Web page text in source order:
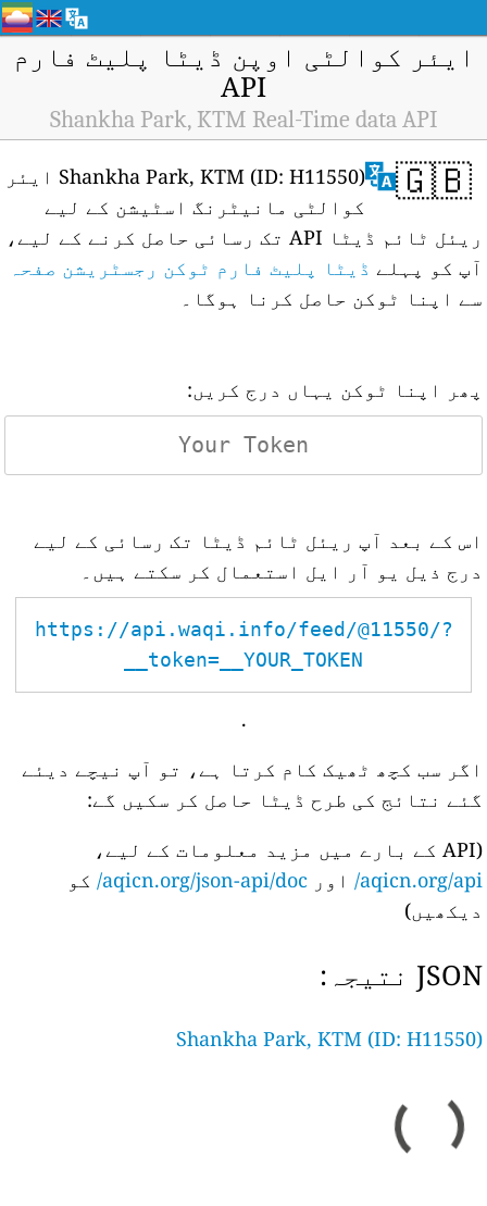
ایئر کوالٹی اوپن ڈیٹا پلیٹ فارم
API
Shankha Park, KTM Real-Time data API
🇬🇧
Shankha Park, KTM (ID: H11550) ایئر
کوالٹی مانیٹرنگ اسٹیشن کے لیے
ریئل ٹائم ڈیٹا API تک رسائی حاصل کرنے کے لیے،
آپ کو پہلے ڈیٹا پلیٹ فارم ٹوکن رجسٹریشن صفحہ
سے اپنا ٹوکن حاصل کرنا ہوگا۔
پھر اپنا ٹوکن یہاں درج کریں:
اس کے بعد آپ ریئل ٹائم ڈیٹا تک رسائی کے لیے
درج ذیل یو آر ایل استعمال کر سکتے ہیں۔
https://api.waqi.info/feed/@11550/?
token=__YOUR_TOKEN__
.
اگر سب کچھ ٹھیک کام کرتا ہے، تو آپ نیچے دیئے
گئے نتائج کی طرح ڈیٹا حاصل کر سکیں گے:
(API کے بارے میں مزید معلومات کے لیے،
aqicn.org/api/
اور aqicn.org/json-api/doc/ کو
دیکھیں)
JSON نتیجہ:
Shankha Park, KTM (ID: H11550)